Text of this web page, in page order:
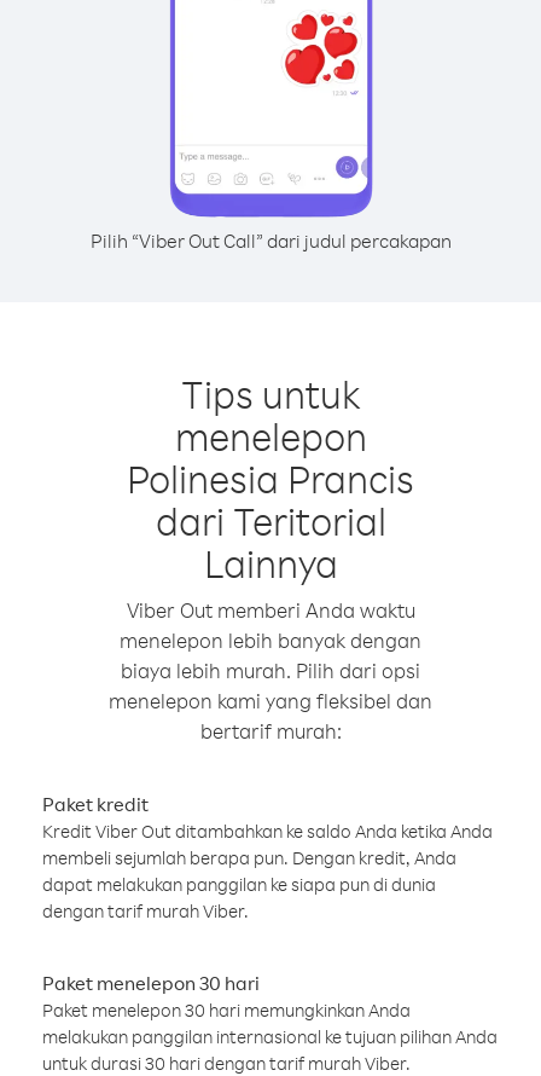
Pilih “Viber Out Call” dari judul percakapan
Tips untuk
menelepon
Polinesia Prancis
dari Teritorial
Lainnya
Viber Out memberi Anda waktu
menelepon lebih banyak dengan
biaya lebih murah. Pilih dari opsi
menelepon kami yang fleksibel dan
bertarif murah:
Paket kredit
Kredit Viber Out ditambahkan ke saldo Anda ketika Anda
membeli sejumlah berapa pun. Dengan kredit, Anda
dapat melakukan panggilan ke siapa pun di dunia
dengan tarif murah Viber.
Paket menelepon 30 hari
Paket menelepon 30 hari memungkinkan Anda
melakukan panggilan internasional ke tujuan pilihan Anda
untuk durasi 30 hari dengan tarif murah Viber.